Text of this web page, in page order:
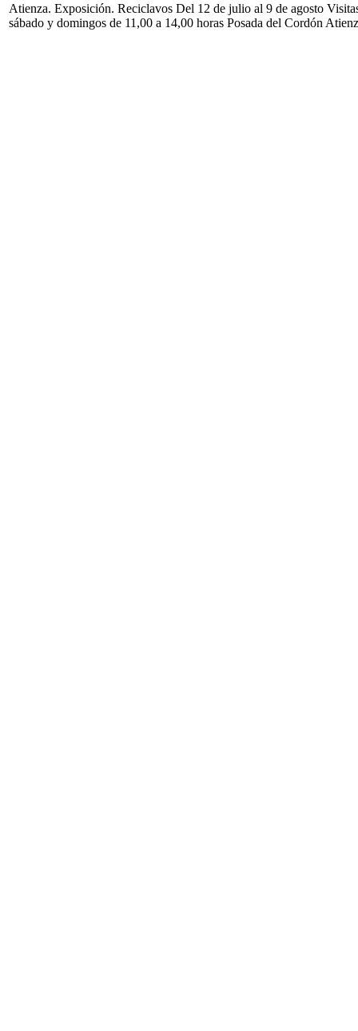
Atienza. Exposición. Reciclavos Del 12 de julio al 9 de agosto
sábado y domingos de 11,00 a 14,00 horas Posada del Cordón